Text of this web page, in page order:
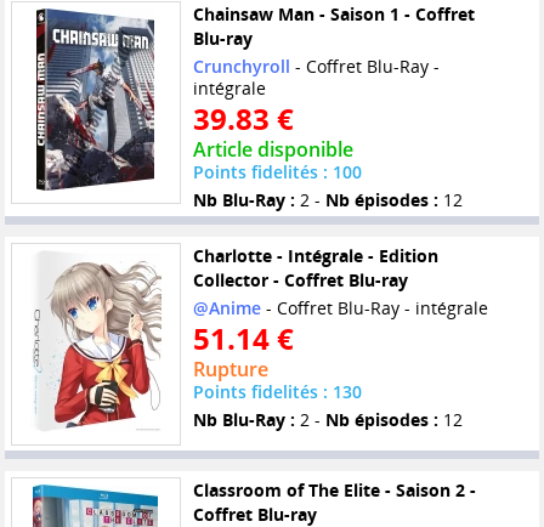
Chainsaw Man - Saison 1 - Coffret
Blu-ray
Crunchyroll - Coffret Blu-Ray -
intégrale
39.83 €
Article disponible
Points fidelités : 100
Nb Blu-Ray : 2 - Nb épisodes : 12
Charlotte - Intégrale - Edition
Collector - Coffret Blu-ray
@Anime- Coffret Blu-Ray - intégrale
51.14 €
Rupture
Points fidelités : 130
Nb Blu-Ray : 2 - Nb épisodes : 12
Classroom of The Elite - Saison 2 -
Coffret Blu-ray